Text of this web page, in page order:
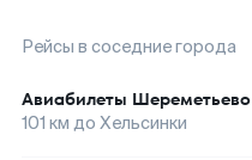
Рейсы в соседние города
Авиабилеты Шереметьево
101 км до Хельсинки